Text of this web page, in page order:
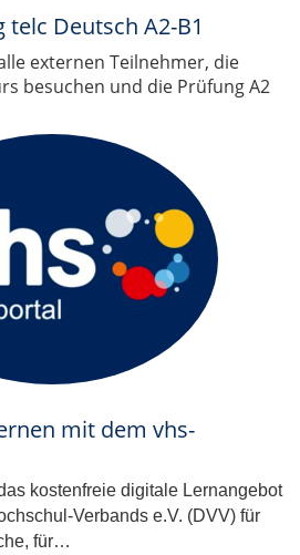
Deutsch A2-B1
externen Teilnehmer, die
besuchen und die Prüfung A2
mit dem vhs-
kostenfreie digitale Lernangebot
Verbands e.V. (DVV) für
für…